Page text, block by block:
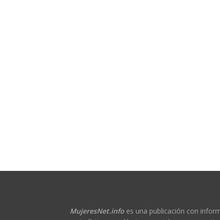
MujeresNet.infoes una publicación con